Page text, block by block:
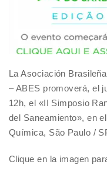
La Asociación
– ABES promoverá, el
12h, el «II Simposio
del Saneamiento», en
Química, São Paulo /
Clique en la imagen